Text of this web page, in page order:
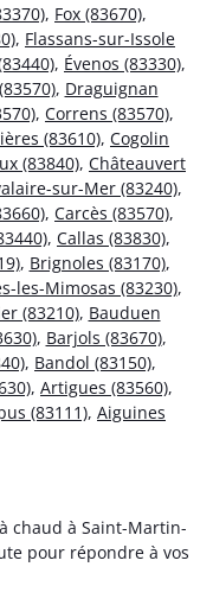
, Fox (83670),
, Flassans-sur-Issole
, Évenos (83330),
, Draguignan
, Correns (83570),
(83610), Cogolin
(83840), Châteauvert
sur-Mer (83240),
, Carcès (83570),
, Callas (83830),
, Brignoles (83170),
les-Mimosas (83230),
(83210), Bauduen
, Barjols (83670),
, Bandol (83150),
, Artigues (83560),
(83111), Aiguines
chaud à Saint-Martin-
pour répondre à vos